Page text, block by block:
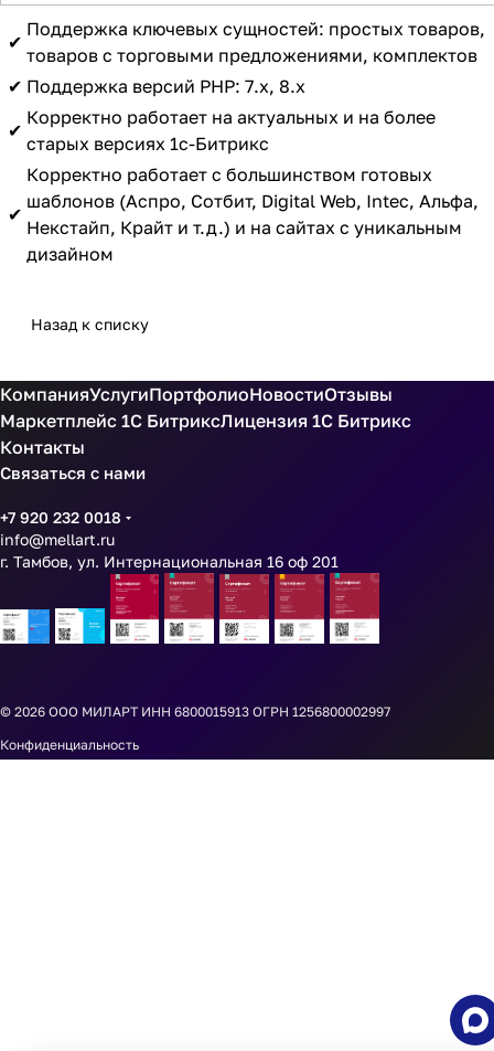
✔
Поддержка ключевых сущностей: простых товаров,
товаров с торговыми предложениями, комплектов
✔ Поддержка версий PHP: 7.x, 8.x
✔
Корректно работает на актуальных и на более
старых версиях 1с-Битрикс
✔
Корректно работает с большинством готовых
шаблонов (Аспро, Сотбит, Digital Web, Intec, Альфа,
Некстайп, Крайт и т.д.) и на сайтах с уникальным
дизайном
Назад к списку
КомпанияУслугиПортфолиоНовостиОтзывы
Маркетплейс 1С БитриксЛицензия 1С Битрикс
Контакты
Связаться с нами
+7 920 232 0018
info@mellart.ru
г. Тамбов, ул. Интернациональная 16 оф 201
© 2026 ООО МИЛАРТ ИНН 6800015913 ОГРН 1256800002997
Конфиденциальность